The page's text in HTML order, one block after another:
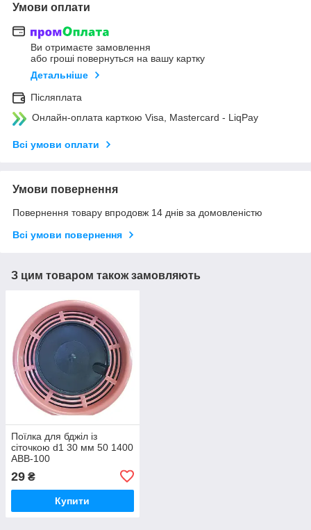
Умови оплати
Ви отримаєте замовлення
або гроші повернуться на вашу картку
Детальніше
Післяплата
Онлайн-оплата карткою Visa, Mastercard - LiqPay
Всі умови оплати
Умови повернення
Повернення товару впродовж 14 днів за домовленістю
Всі умови повернення
З цим товаром також замовляють
Поїлка для бджіл із
сіточкою d1 30 мм 50 1400
АВВ-100
29 ₴
Купити